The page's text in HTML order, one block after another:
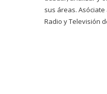
debatir, analizar y
sus áreas. Asóciate